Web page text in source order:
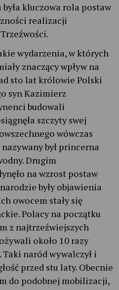
kluczowa rola postaw
realizacji
wydarzenia, w których
znaczący wpływ na
sto lat królowie Polski
syn Kazimierz
budowali
szczyty swej
wówczas
był princerna
Drugim
na wzrost postaw
były objawienia
owocem stały się
Polacy na początku
z najtrzeźwiejszych
około 10 razy
naród wywalczył i
przed stu laty. Obecnie
do podobnej mobilizacji,